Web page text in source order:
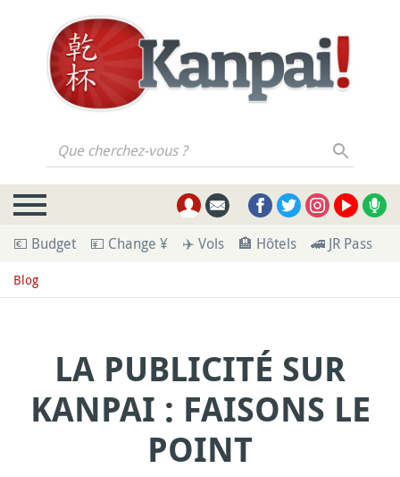
Que cherchez-vous ?
💶 Budget 💴 Change ¥ ✈️ Vols 🏨 Hôtels 🚄 JR Pass
Blog
LA PUBLICITÉ SUR
KANPAI : FAISONS LE
POINT